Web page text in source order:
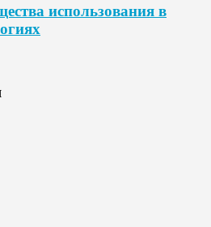
использования в